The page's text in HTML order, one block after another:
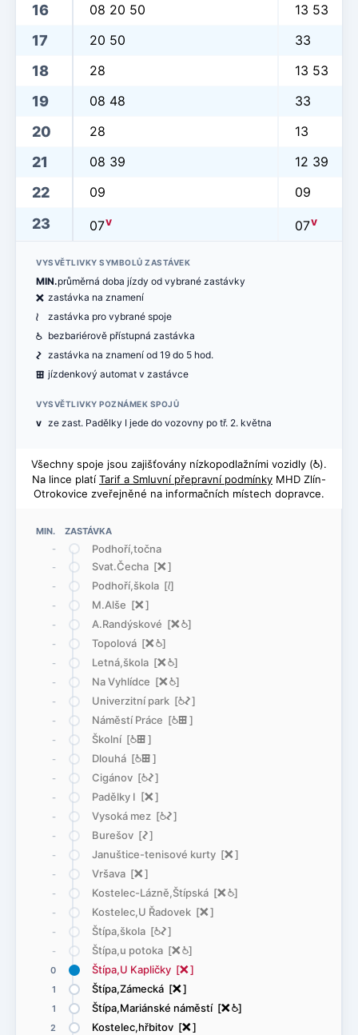
MIN. ZASTÁVKA
-
Podhoří,točna
- Svat.Čecha [ë]
- Podhoří,škola [<]
- M.Alše [ë]
- A.Randýskové [ë@]
- Topolová [ë@]
- Letná,škola [ë@]
- Na Vyhlídce [ë@]
- Univerzitní park [@ó]
- Náměstí Práce [@æ]
- Školní [@æ]
- Dlouhá [@æ]
- Cigánov [@ó]
- Padělky I [ë]
- Vysoká mez [@ó]
- Burešov [ó]
- Januštice-tenisové kurty [ë]
- Vršava [ë]
- Kostelec-Lázně,Štípská [ë@]
- Kostelec,U Řadovek [ë]
- Štípa,škola [@ó]
- Štípa,u potoka [ë@]
0 Štípa,U Kapličky [ë]
1 Štípa,Zámecká [ë]
1 Štípa,Mariánské náměstí [ë@]
2 Kostelec,hřbitov [ë]
16 08 20 50 13 53
17 20 50 33
18 28 13 53
19 08 48 33
20 28 13
21 08 39 12 39
22 09 09
23 07v 07v
VYSVĚTLIVKY SYMBOLŮ ZASTÁVEK
MIN.průměrná doba jízdy od vybrané zastávky
ë zastávka na znamení
< zastávka pro vybrané spoje
@ bezbariérově přístupná zastávka
ó zastávka na znamení od 19 do 5 hod.
æ jízdenkový automat v zastávce
VYSVĚTLIVKY POZNÁMEK SPOJŮ
v ze zast. Padělky I jede do vozovny po tř. 2. května
Všechny spoje jsou zajišťovány nízkopodlažními vozidly (@).
Na lince platí Tarif a Smluvní přepravní podmínky MHD Zlín-
Otrokovice zveřejněné na informačních místech dopravce.